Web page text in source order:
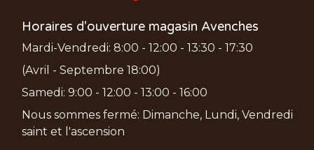
Horaires d'ouverture magasin Avenches
Mardi-Vendredi: 8:00 - 12:00 - 13:30 - 17:30
(Avril - Septembre 18:00)
Samedi: 9:00 - 12:00 - 13:00 - 16:00
Nous sommes fermé: Dimanche, Lundi, Vendredi
saint et l'ascension